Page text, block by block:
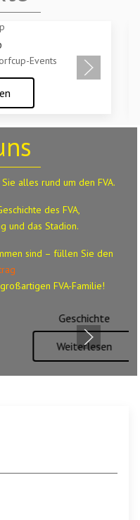
Events
alles rund um den FVA.
des FVA,
und das Stadion.
sind – füllen Sie den
FVA-Familie!